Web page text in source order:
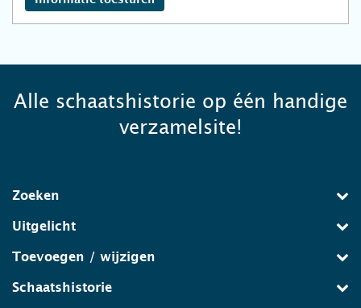
Alle schaatshistorie op één handige
verzamelsite!
Zoeken
Uitgelicht
Toevoegen / wijzigen
Schaatshistorie